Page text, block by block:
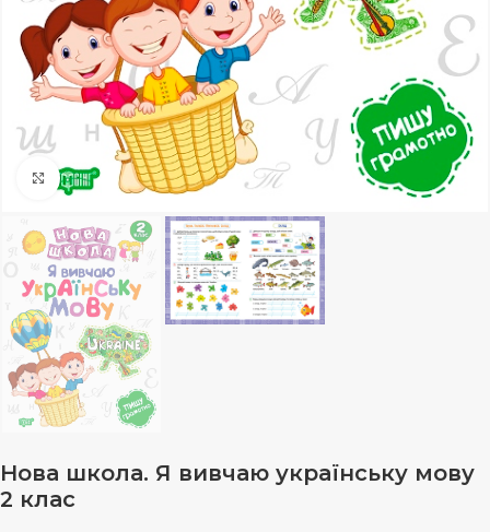
Клацніть, щоб збільшити
Нова школа. Я вивчаю українську мову
2 клас